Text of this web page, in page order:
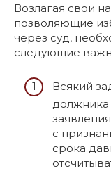
Возлагая свои
позволяющие
через суд,
следующие
Всякий
должника
с
срока